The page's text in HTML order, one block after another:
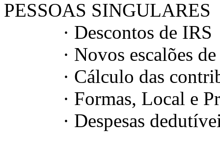
PESSOAS SINGULARES
· Descontos de IRS
· Novos escalões de
· Cálculo das
· Formas, Local e
· Despesas dedutíveis